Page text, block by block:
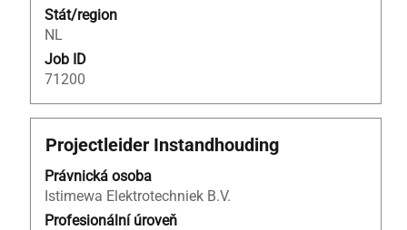
Stát/region
NL
Job ID
71200
Titul
Projectleider Instandhouding
Právnická osoba
Istimewa Elektrotechniek B.V.
Profesionální úroveň
Vyberte
mezerníkem
zobrazení
veškerých
informací